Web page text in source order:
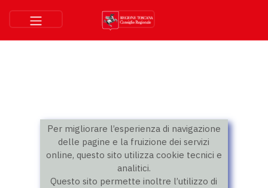
Per migliorare l’esperienza di navigazione
delle pagine e la fruizione dei servizi
online, questo sito utilizza cookie tecnici e
analitici.
Questo sito permette inoltre l’utilizzo di